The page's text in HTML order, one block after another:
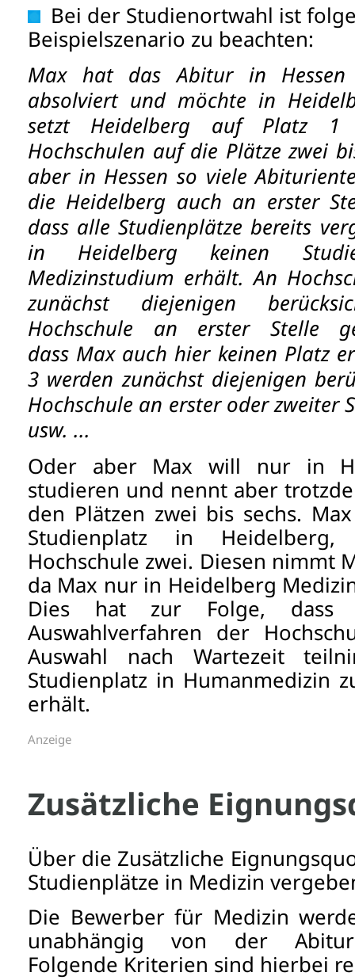
Bei der Studienortwahl ist
Beispielszenario zu beachten:
Max hat das Abitur in
absolviert und möchte in
setzt Heidelberg auf Platz
Hochschulen auf die Plätze zwei
aber in Hessen so viele
die Heidelberg auch an erster
dass alle Studienplätze bereits
in Heidelberg keinen
Medizinstudium erhält. An
zunächst diejenigen
Hochschule an erster Stelle
dass Max auch hier keinen Platz
3 werden zunächst diejenigen
Hochschule an erster oder zweiter
usw. ...
Oder aber Max will nur in
studieren und nennt aber
den Plätzen zwei bis sechs.
Studienplatz in
Hochschule zwei. Diesen nimmt
da Max nur in Heidelberg
Dies hat zur Folge, dass
Auswahlverfahren der
Auswahl nach Wartezeit
Studienplatz in Humanmedizin
erhält.
Anzeige
Zusätzliche
Über die Zusätzliche
Studienplätze in Medizin
Die Bewerber für Medizin
unabhängig von der
Folgende Kriterien sind hierbei